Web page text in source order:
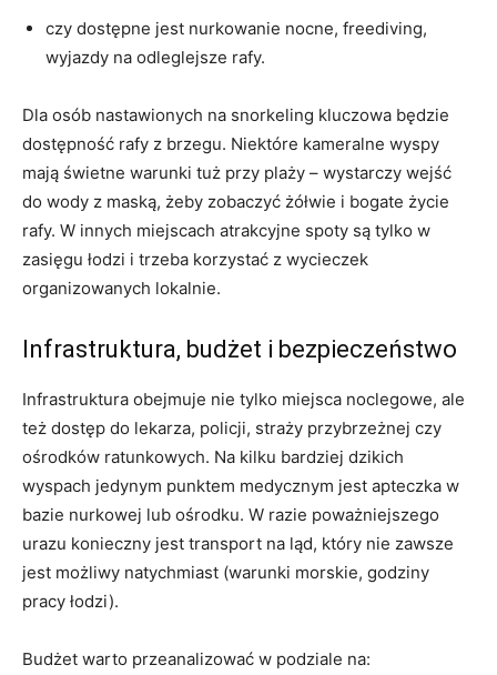
czy dostępne jest nurkowanie nocne, freediving,
wyjazdy na odleglejsze rafy.
Dla osób nastawionych na snorkeling kluczowa będzie
dostępność rafy z brzegu. Niektóre kameralne wyspy
mają świetne warunki tuż przy plaży – wystarczy wejść
do wody z maską, żeby zobaczyć żółwie i bogate życie
rafy. W innych miejscach atrakcyjne spoty są tylko w
zasięgu łodzi i trzeba korzystać z wycieczek
organizowanych lokalnie.
Infrastruktura, budżet i bezpieczeństwo
Infrastruktura obejmuje nie tylko miejsca noclegowe, ale
też dostęp do lekarza, policji, straży przybrzeżnej czy
ośrodków ratunkowych. Na kilku bardziej dzikich
wyspach jedynym punktem medycznym jest apteczka w
bazie nurkowej lub ośrodku. W razie poważniejszego
urazu konieczny jest transport na ląd, który nie zawsze
jest możliwy natychmiast (warunki morskie, godziny
pracy łodzi).
Budżet warto przeanalizować w podziale na: